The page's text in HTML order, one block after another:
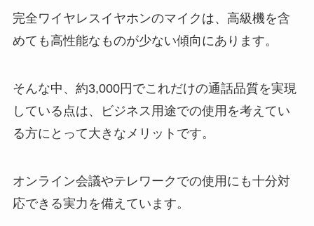
完全ワイヤレスイヤホンのマイクは、高級機を含
めても高性能なものが少ない傾向にあります。
そんな中、約3,000円でこれだけの通話品質を実現
している点は、ビジネス用途での使用を考えてい
る方にとって大きなメリットです。
オンライン会議やテレワークでの使用にも十分対
応できる実力を備えています。